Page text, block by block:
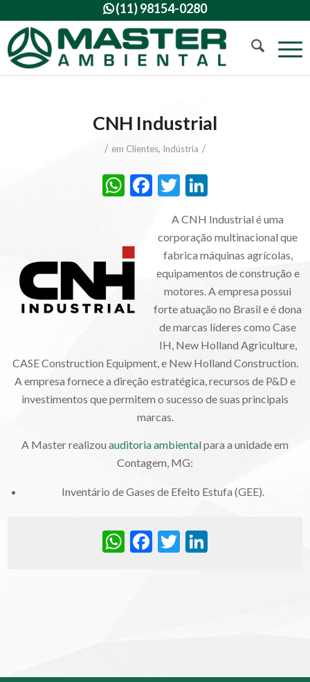
(11) 98154-0280
CNH Industrial
/ em Clientes, Indústria /
WhatsApp
Facebook
Twitter
A CNH Industrial é uma
corporação multinacional que
fabrica máquinas agrícolas,
equipamentos de construção e
motores. A empresa possui
forte atuação no Brasil e é dona
de marcas líderes como Case
IH, New Holland Agriculture,
CASE Construction Equipment, e New Holland Construction.
A empresa fornece a direção estratégica, recursos de P&D e
investimentos que permitem o sucesso de suas principais
marcas.
A Master realizou auditoria ambientalpara a unidade em
Contagem, MG:
Inventário de Gases de Efeito Estufa (GEE).
WhatsApp
Facebook
Twitter